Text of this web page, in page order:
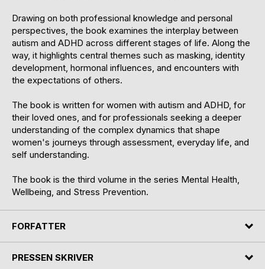
Drawing on both professional knowledge and personal
perspectives, the book examines the interplay between
autism and ADHD across different stages of life. Along the
way, it highlights central themes such as masking, identity
development, hormonal influences, and encounters with
the expectations of others.
The book is written for women with autism and ADHD, for
their loved ones, and for professionals seeking a deeper
understanding of the complex dynamics that shape
women's journeys through assessment, everyday life, and
self understanding.
The book is the third volume in the series Mental Health,
Wellbeing, and Stress Prevention.
FORFATTER
PRESSEN SKRIVER